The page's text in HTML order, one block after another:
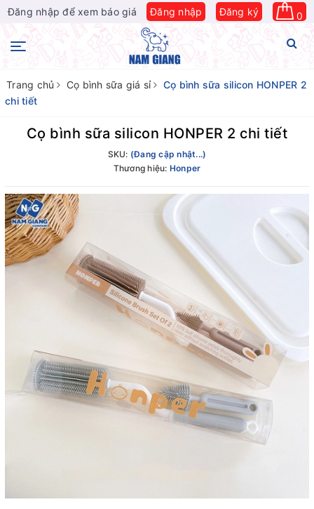
Đăng nhập để xem báo giá Đăng nhập Đăng ký 0
Trang chủ Cọ bình sữa giá sỉ
Cọ bình sữa silicon HONPER 2
chi tiết
Cọ bình sữa silicon HONPER 2 chi tiết
SKU: (Đang cập nhật...)
Thương hiệu: Honper